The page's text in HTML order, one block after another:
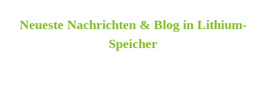
Neueste Nachrichten & Blog in Lithium-
Speicher